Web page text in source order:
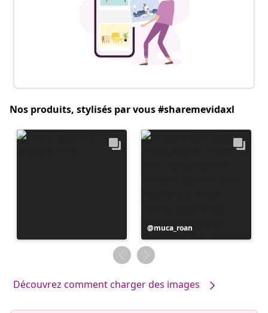
Nos produits, stylisés par vous #sharemevidaxl
Publication
publiée
par
muca_roan
Découvrez comment charger des images